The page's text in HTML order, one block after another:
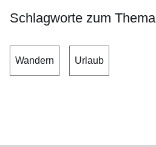
Schlagworte zum Thema
Wandern Urlaub